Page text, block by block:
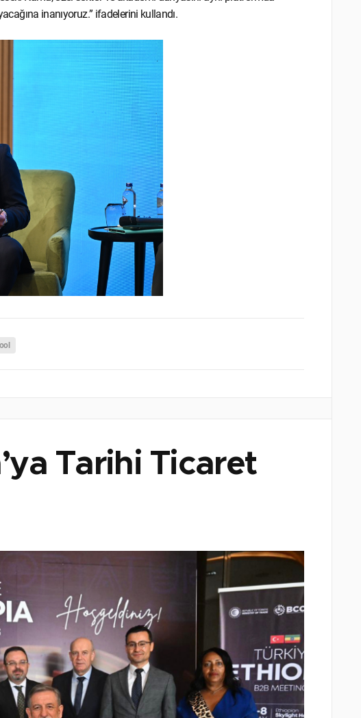
inanıyoruz.” ifadelerini kullandı.
Tarihi Ticaret